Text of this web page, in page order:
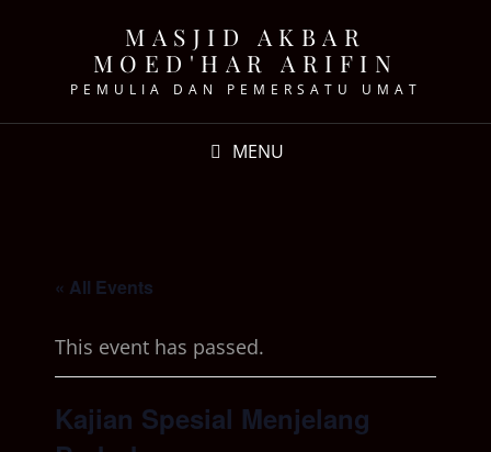
MASJID AKBAR
MOED'HAR ARIFIN
PEMULIA DAN PEMERSATU UMAT
MENU
« All Events
This event has passed.
Kajian Spesial Menjelang